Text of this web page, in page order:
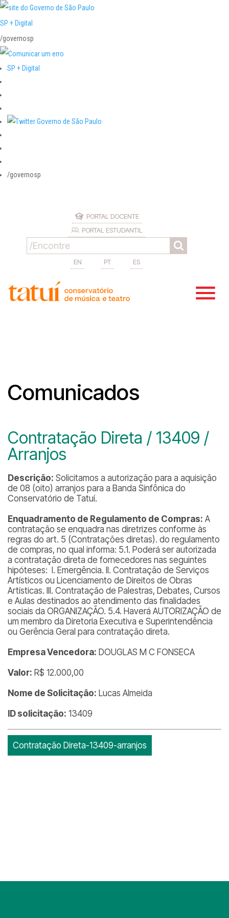
SP + Digital
/governosp
SP + Digital
/governosp
PORTAL DOCENTE
PORTAL ESTUDANTIL
EN PT ES
Comunicados
Contratação Direta / 13409 /
Arranjos
Descrição: Solicitamos a autorização para a aquisição
de 08 (oito) arranjos para a Banda Sinfônica do
Conservatório de Tatuí.
Enquadramento de Regulamento de Compras: A
contratação se enquadra nas diretrizes conforme às
regras do art. 5 (Contratações diretas). do regulamento
de compras, no qual informa: 5.1. Poderá ser autorizada
a contratação direta de fornecedores nas seguintes
hipóteses: I. Emergência. II. Contratação de Serviços
Artísticos ou Licenciamento de Direitos de Obras
Artísticas. III. Contratação de Palestras, Debates, Cursos
e Aulas destinados ao atendimento das finalidades
sociais da ORGANIZAÇÃO. 5.4. Haverá AUTORIZAÇÃO de
um membro da Diretoria Executiva e Superintendência
ou Gerência Geral para contratação direta.
Empresa Vencedora: DOUGLAS M C FONSECA
Valor: R$ 12.000,00
Nome de Solicitação: Lucas Almeida
ID solicitação: 13409
Contratação Direta-13409-arranjos